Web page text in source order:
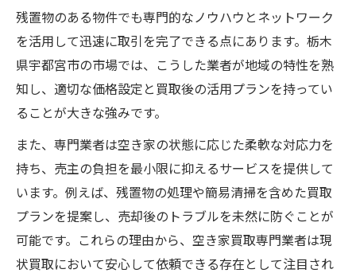
残置物のある物件でも専門的なノウハウとネットワーク
を活用して迅速に取引を完了できる点にあります。栃木
県宇都宮市の市場では、こうした業者が地域の特性を熟
知し、適切な価格設定と買取後の活用プランを持ってい
ることが大きな強みです。
また、専門業者は空き家の状態に応じた柔軟な対応力を
持ち、売主の負担を最小限に抑えるサービスを提供して
います。例えば、残置物の処理や簡易清掃を含めた買取
プランを提案し、売却後のトラブルを未然に防ぐことが
可能です。これらの理由から、空き家買取専門業者は現
状買取において安心して依頼できる存在として注目され